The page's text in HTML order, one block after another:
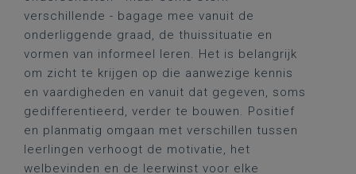
verschillende - bagage mee vanuit de
onderliggende graad, de thuissituatie en
vormen van informeel leren. Het is belangrijk
om zicht te krijgen op die aanwezige kennis
en vaardigheden en vanuit dat gegeven, soms
gedifferentieerd, verder te bouwen. Positief
en planmatig omgaan met verschillen tussen
leerlingen verhoogt de motivatie, het
welbevinden en de leerwinst voor elke